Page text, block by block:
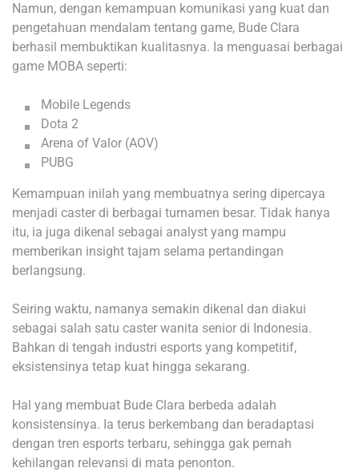
Namun, dengan kemampuan komunikasi yang kuat dan
pengetahuan mendalam tentang game, Bude Clara
berhasil membuktikan kualitasnya. Ia menguasai berbagai
game MOBA seperti:
Mobile Legends
Dota 2
Arena of Valor (AOV)
PUBG
Kemampuan inilah yang membuatnya sering dipercaya
menjadi caster di berbagai turnamen besar. Tidak hanya
itu, ia juga dikenal sebagai analyst yang mampu
memberikan insight tajam selama pertandingan
berlangsung.
Seiring waktu, namanya semakin dikenal dan diakui
sebagai salah satu caster wanita senior di Indonesia.
Bahkan di tengah industri esports yang kompetitif,
eksistensinya tetap kuat hingga sekarang.
Hal yang membuat Bude Clara berbeda adalah
konsistensinya. Ia terus berkembang dan beradaptasi
dengan tren esports terbaru, sehingga gak pernah
kehilangan relevansi di mata penonton.